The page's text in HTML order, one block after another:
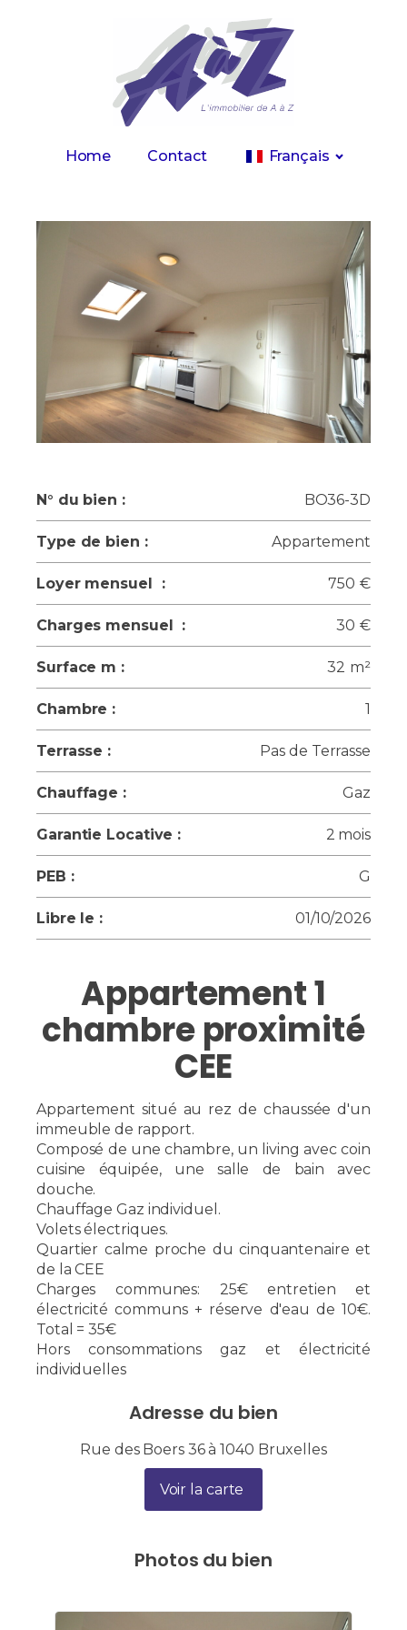
Home Contact Français
N° du bien : BO36-3D
Type de bien : Appartement
Loyer mensuel : 750 €
Charges mensuel : 30 €
Surface m : 32 m²
Chambre : 1
Terrasse : Pas de Terrasse
Chauffage : Gaz
Garantie Locative : 2 mois
PEB : G
Libre le : 01/10/2026
Appartement 1
chambre proximité
CEE
Appartement situé au rez de chaussée d'un
immeuble de rapport.
Composé de une chambre, un living avec coin
cuisine équipée, une salle de bain avec
douche.
Chauffage Gaz individuel.
Volets électriques.
Quartier calme proche du cinquantenaire et
de la CEE
Charges communes: 25€ entretien et
électricité communs + réserve d'eau de 10€.
Total = 35€
Hors consommations gaz et électricité
individuelles
Adresse du bien
Rue des Boers 36 à 1040 Bruxelles
Voir la carte
Photos du bien